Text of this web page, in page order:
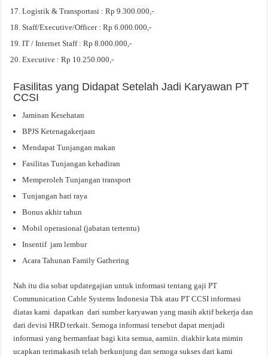
Logistik & Transportasi : Rp 9.300.000,-
Staff/Executive/Officer : Rp 6.000.000,-
IT / Internet Staff : Rp 8.000.000,-
Executive : Rp 10.250.000,-
Fasilitas yang Didapat Setelah Jadi Karyawan PT
CCSI
Jaminan Kesehatan
BPJS Ketenagakerjaan
Mendapat Tunjangan makan
Fasilitas Tunjangan kehadiran
Memperoleh Tunjangan transport
Tunjangan hari raya
Bonus akhir tahun
Mobil operasional (jabatan tertentu)
Insentif jam lembur
Acara Tahunan Family Gathering
Nah itu dia sobat updategajian untuk informasi tentang gaji PT
Communication Cable Systems Indonesia Tbk atau PT CCSI informasi
diatas kami dapatkan dari sumber karyawan yang masih aktif bekerja dan
dari devisi HRD terkait. Semoga informasi tersebut dapat menjadi
informasi yang bermanfaat bagi kita semua, aamiin. diakhir kata mimin
ucapkan terimakasih telah berkunjung dan semoga sukses dari kami